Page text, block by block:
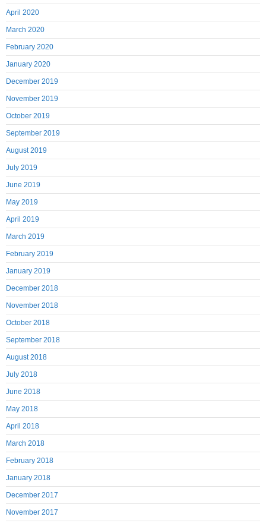
April 2020
March 2020
February 2020
January 2020
December 2019
November 2019
October 2019
September 2019
August 2019
July 2019
June 2019
May 2019
April 2019
March 2019
February 2019
January 2019
December 2018
November 2018
October 2018
September 2018
August 2018
July 2018
June 2018
May 2018
April 2018
March 2018
February 2018
January 2018
December 2017
November 2017